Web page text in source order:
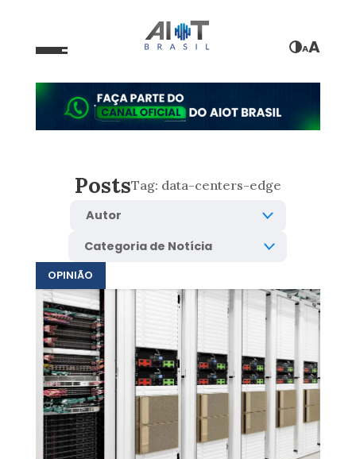
AA
PostsTag: data-centers-edge
OPINIÃO